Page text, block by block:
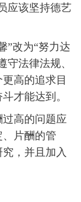
应该坚持德艺
改为“努力达
守法律法规、
高的追求目
才能达到。
高的问题应
片酬的管
，并且加入